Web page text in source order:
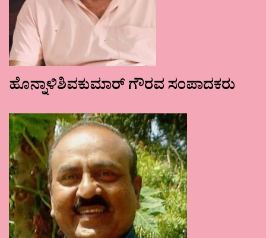
ಹೊನ್ನಾಳಿಶಿವಕುಮಾರ್ ಗೌರವ ಸಂಪಾದಕರು